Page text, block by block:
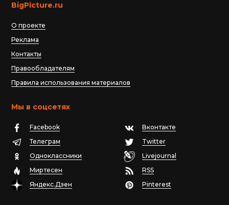
BigPicture.ru
О проекте
Реклама
Контакты
Правообладателям
Правила использования материалов
Мы в соцсетях
Facebook
Вконтакте
Телеграм
Twitter
Одноклассники
Livejournal
Миртесен
RSS
Яндекс.Дзен
Pinterest